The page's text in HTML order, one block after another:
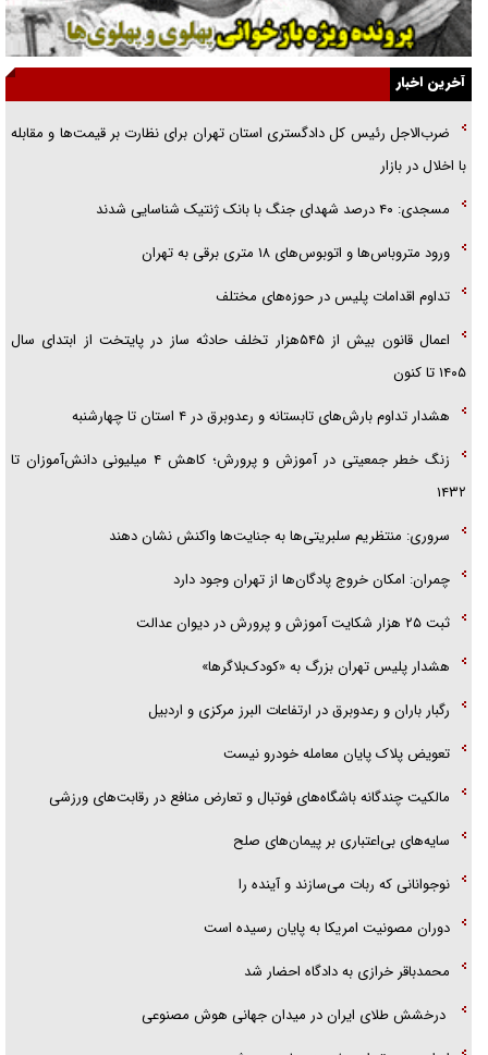
گفت‌وگو با آیت‌الله جاودان/ جفای مخالفان مکانت معنوی رهبر شهید را
ارتقا می‌داد
راننده مست به قانون می‌خندد
همه آقای دوربینی شده‌ایم!
آخرین اخبار
ضرب‌الاجل رئیس کل دادگستری استان تهران برای نظارت بر قیمت‌ها و مقابله
با اخلال در بازار
مسجدی: ۴۰ درصد شهدای جنگ با بانک ژنتیک شناسایی شدند
ورود متروباس‌ها و اتوبوس‌های ۱۸ متری برقی به تهران
تداوم اقدامات پلیس در حوزه‌های مختلف
اعمال قانون بیش از ۵۴۵هزار تخلف حادثه ساز در پایتخت از ابتدای سال
۱۴۰۵ تا کنون
هشدار تداوم بارش‌های تابستانه و رعدوبرق در ۴ استان تا چهارشنبه
زنگ خطر جمعیتی در آموزش و پرورش؛ کاهش ۴ میلیونی دانش‌آموزان تا
۱۴۳۲
سروری: منتظریم سلبریتی‌ها به جنایت‌ها واکنش نشان دهند
چمران: امکان خروج پادگان‌ها از تهران وجود دارد
ثبت ۲۵ هزار شکایت آموزش و پرورش در دیوان عدالت
هشدار پلیس تهران بزرگ به «کودک‌بلاگرها»
رگبار باران و رعدوبرق در ارتفاعات البرز مرکزی و اردبیل
تعویض پلاک پایان معامله خودرو نیست
مالکیت چندگانه باشگاه‌های فوتبال و تعارض منافع در رقابت‌های ورزشی
سایه‌های بی‌اعتباری بر پیمان‌های صلح
نوجوانانی که ربات می‌سازند و آینده را
دوران مصونیت امریکا به پایان رسیده است
محمدباقر خرازی به دادگاه احضار شد
درخشش طلای ایران در میدان جهانی هوش مصنوعی